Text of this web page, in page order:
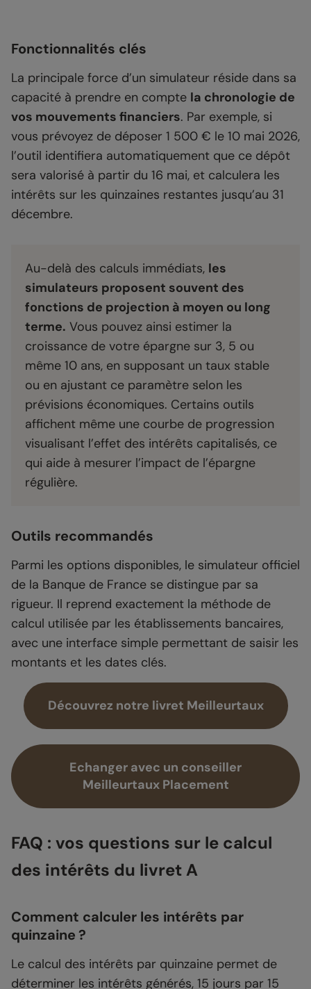
Fonctionnalités clés
La principale force d’un simulateur réside dans sa
capacité à prendre en compte la chronologie de
vos mouvements financiers. Par exemple, si
vous prévoyez de déposer 1 500 € le 10 mai 2026,
l’outil identifiera automatiquement que ce dépôt
sera valorisé à partir du 16 mai, et calculera les
intérêts sur les quinzaines restantes jusqu’au 31
décembre.
Au-delà des calculs immédiats, les
simulateurs proposent souvent des
fonctions de projection à moyen ou long
terme. Vous pouvez ainsi estimer la
croissance de votre épargne sur 3, 5 ou
même 10 ans, en supposant un taux stable
ou en ajustant ce paramètre selon les
prévisions économiques. Certains outils
affichent même une courbe de progression
visualisant l’effet des intérêts capitalisés, ce
qui aide à mesurer l’impact de l’épargne
régulière.
Outils recommandés
Parmi les options disponibles, le simulateur officiel
de la Banque de France se distingue par sa
rigueur. Il reprend exactement la méthode de
calcul utilisée par les établissements bancaires,
avec une interface simple permettant de saisir les
montants et les dates clés.
Découvrez notre livret Meilleurtaux
Echanger avec un conseiller
Meilleurtaux Placement
FAQ : vos questions sur le calcul
des intérêts du livret A
Comment calculer les intérêts par
quinzaine ?
Le calcul des intérêts par quinzaine permet de
déterminer les intérêts générés, 15 jours par 15